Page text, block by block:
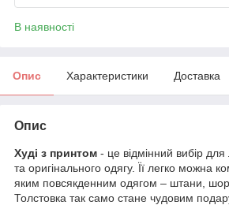
В наявності
Опис Характеристики Доставка
Опис
Худі з принтом - це відмінний вибір
та оригінального одягу. Її легко можна
яким повсякденним одягом – штани,
Толстовка так само стане чудовим